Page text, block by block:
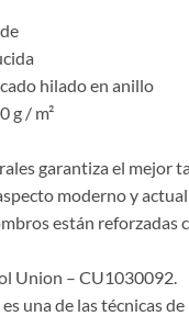
hilado en anillo
g / m²
garantiza el mejor
moderno y actual
están reforzadas
Union – CU1030092.
una de las técnicas